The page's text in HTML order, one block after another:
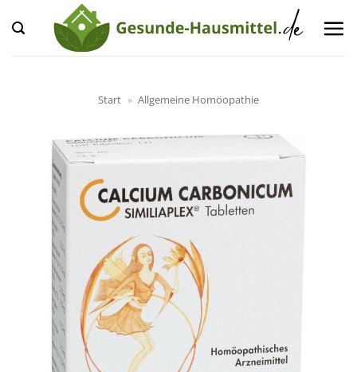
Inhalt
springen
Start » Allgemeine Homöopathie